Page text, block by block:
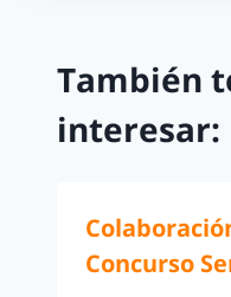
También
interesar:
Concurso